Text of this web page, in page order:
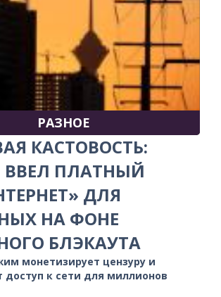
РАЗНОЕ
КАСТОВОСТЬ:
ВВЕЛ ПЛАТНЫЙ
ДЛЯ
НА ФОНЕ
БЛЭКАУТА
монетизирует цензуру и
доступ к сети для миллионов